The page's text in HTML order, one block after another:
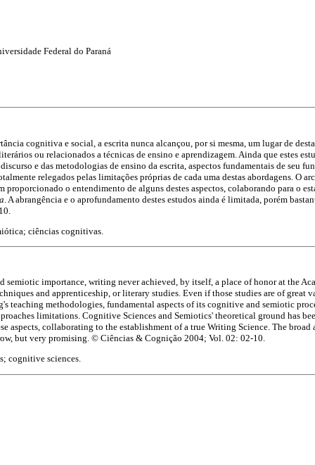
Federal do Paraná
cognitiva e social, a escrita nunca alcançou, por si mesma, um lugar de
ou relacionados a técnicas de ensino e aprendizagem. Ainda que estes
e das metodologias de ensino da escrita, aspectos fundamentais de seu
relegados pelas limitações próprias de cada uma destas abordagens. O
proporcionado o entendimento de alguns destes aspectos, colaborando para o
. A abrangência e o aprofundamento destes estudos ainda é limitada, porém
ciências cognitivas.
importance, writing never achieved, by itself, a place of honor at the
and apprenticeship, or literary studies. Even if those studies are of great
teaching methodologies, fundamental aspects of its cognitive and semiotic
limitations. Cognitive Sciences and Semiotics' theoretical ground has
aspects, collaborating to the establishment of a true Writing Science. The broad
but very promising. © Ciências & Cognição 2004; Vol. 02: 02-10.
cognitive sciences.